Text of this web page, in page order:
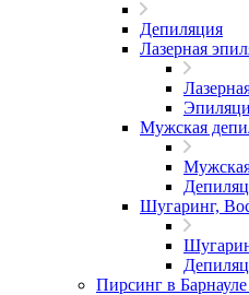
Депиляция
Лазерная
Мужская
Шугаринг,
Пирсинг в Барнауле